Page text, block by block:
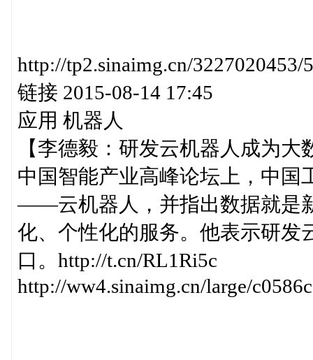
http://tp2.sinaimg.cn/
链接 2015-08-14 17:45
应用 机器人
【李德毅：研发云机器人成为
中国智能产业高峰论坛上，中国
——云机器人，并指出数据就是
化、个性化的服务。他表示研发
口。http://t.cn/RL1Ri5c
http://ww4.sinaimg.cn/large/